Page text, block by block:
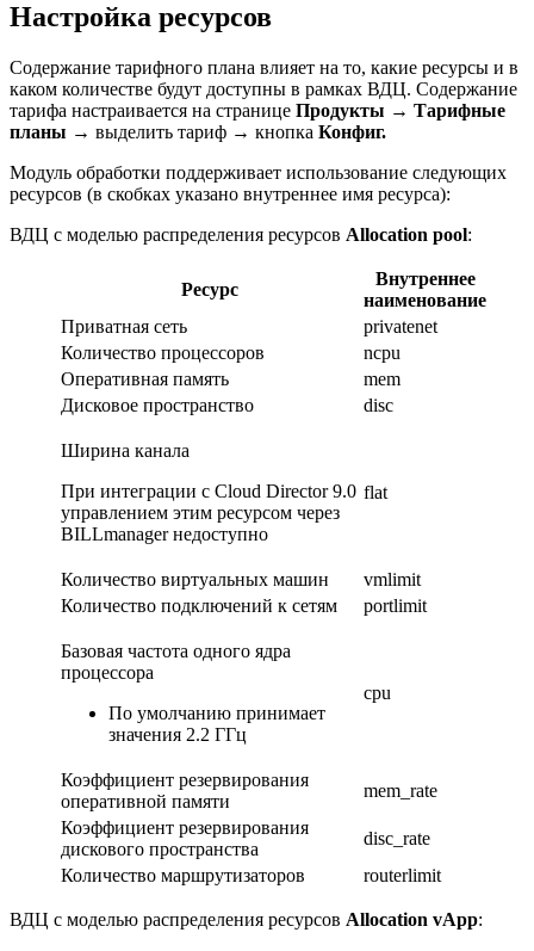
Настройка ресурсов
Содержание тарифного плана влияет на то, какие ресурсы и в
каком количестве будут доступны в рамках ВДЦ. Содержание
тарифа настраивается на странице Продукты → Тарифные
планы → выделить тариф → кнопка Конфиг.
Модуль обработки поддерживает использование следующих
ресурсов (в скобках указано внутреннее имя ресурса):
ВДЦ с моделью распределения ресурсов Allocation pool:
Ресурс
Внутреннее
наименование
Приватная сеть
privatenet
Количество процессоров
ncpu
Оперативная память
mem
Дисковое пространство
disc
Ширина канала
При интеграции с Cloud Director 9.0
управлением этим ресурсом через
BILLmanager недоступно
flat
Количество виртуальных машин
vmlimit
Количество подключений к сетям
portlimit
Базовая частота одного ядра
процессора
По умолчанию принимает
значения 2.2 ГГц
cpu
Коэффициент резервирования
оперативной памяти
mem_rate
Коэффициент резервирования
дискового пространства
disc_rate
Количество маршрутизаторов
routerlimit
ВДЦ с моделью распределения ресурсов Allocation vApp: